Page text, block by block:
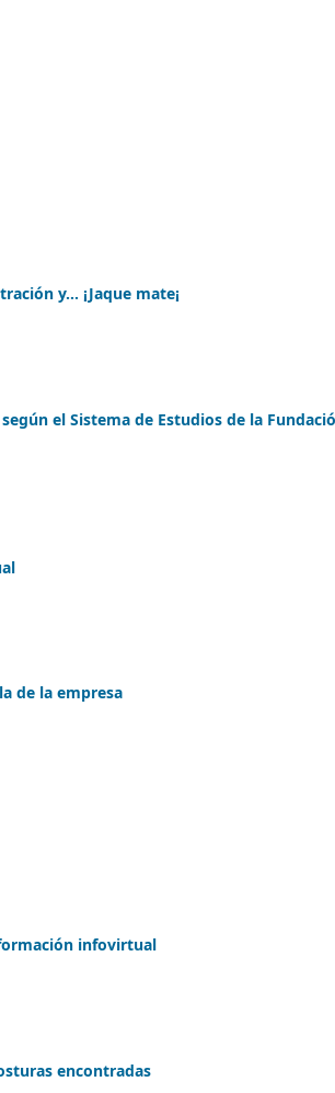
y... ¡Jaque mate¡
el Sistema de Estudios de la
de la empresa
infovirtual
encontradas